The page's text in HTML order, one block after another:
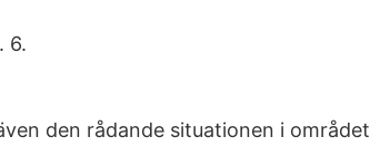
6.
den rådande situationen i området